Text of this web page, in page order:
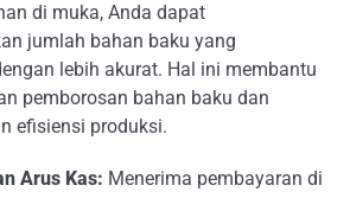
di muka, Anda dapat
jumlah bahan baku yang
lebih akurat. Hal ini membantu
pemborosan bahan baku dan
efisiensi produksi.
Arus Kas: Menerima pembayaran di